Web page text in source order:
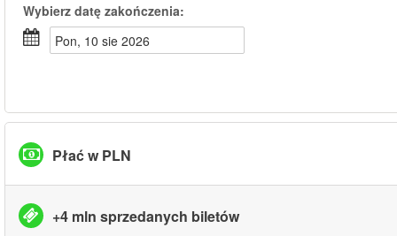
Wybierz datę zakończenia:
pon, 10 sie 2026
Płać w PLN
+4 mln sprzedanych biletów